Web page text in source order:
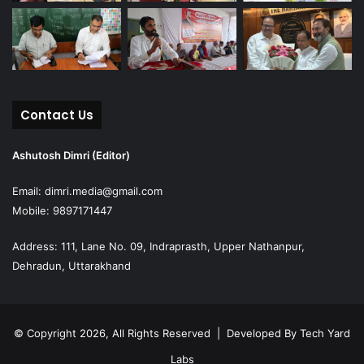
Contact Us
Ashutosh Dimri (Editor)
Email: dimri.media@gmail.com
Mobile: 9897171447
Address: 111, Lane No. 09, Indraprasth, Upper Nathanpur,
Dehradun, Uttarakhand
© Copyright 2026, All Rights Reserved | Developed By Tech Yard
Labs